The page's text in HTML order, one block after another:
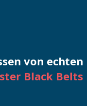
von echten
Black Belts